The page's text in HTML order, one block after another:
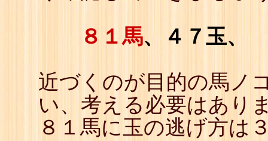
42☖
☗
44☖
45☗
46☖
８１馬、４７玉、
近づくのが目的の馬ノ
い、考える必要はあり
８１馬に玉の逃げ方は